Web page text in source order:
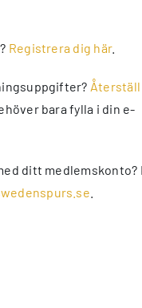
Registrera dig här.
bara fylla i din e-
ditt medlemskonto?